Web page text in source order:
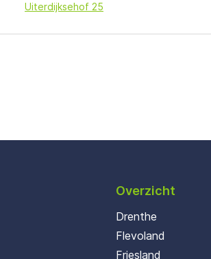
Uiterdijksehof 25
Overzicht
Drenthe
Flevoland
Friesland